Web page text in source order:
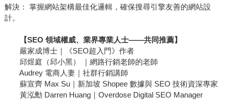
解決： 掌握網站架構最佳化邏輯，確保搜尋引擎友善的網站設
計。
【SEO 領域權威、業界專業人士——共同推薦】
嚴家成博士｜《SEO超入門》作者
邱煜庭（邱小黑） ｜網路行銷老師的老師
Audrey 電商人妻｜社群行銷講師
蘇宣齊 Max Su｜新加坡 Shopee 數據與 SEO 技術資深專家
黃泓勳 Darren Huang｜Overdose Digital SEO Manager